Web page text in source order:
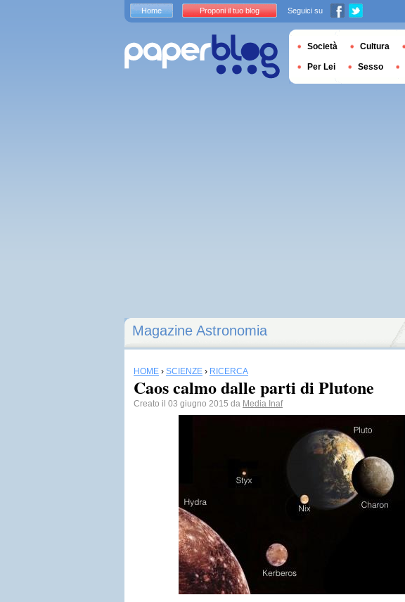
Magazine Astronomia
HOME › SCIENZE › RICERCA
Caos calmo dalle parti di Plutone
Creato il 03 giugno 2015 da Media Inaf
Home Proponi il tuo blog Seguici su
Società Cultura
Per Lei Sesso